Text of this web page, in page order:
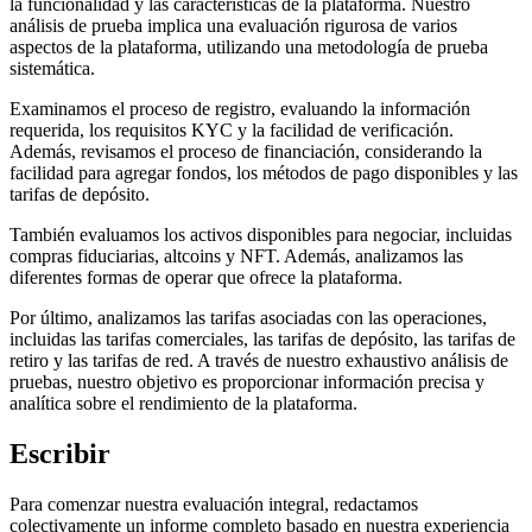
la funcionalidad y las características de la plataforma. Nuestro
análisis de prueba implica una evaluación rigurosa de varios
aspectos de la plataforma, utilizando una metodología de prueba
sistemática.
Examinamos el proceso de registro, evaluando la información
requerida, los requisitos KYC y la facilidad de verificación.
Además, revisamos el proceso de financiación, considerando la
facilidad para agregar fondos, los métodos de pago disponibles y las
tarifas de depósito.
También evaluamos los activos disponibles para negociar, incluidas
compras fiduciarias, altcoins y NFT. Además, analizamos las
diferentes formas de operar que ofrece la plataforma.
Por último, analizamos las tarifas asociadas con las operaciones,
incluidas las tarifas comerciales, las tarifas de depósito, las tarifas de
retiro y las tarifas de red. A través de nuestro exhaustivo análisis de
pruebas, nuestro objetivo es proporcionar información precisa y
analítica sobre el rendimiento de la plataforma.
Escribir
Para comenzar nuestra evaluación integral, redactamos
colectivamente un informe completo basado en nuestra experiencia